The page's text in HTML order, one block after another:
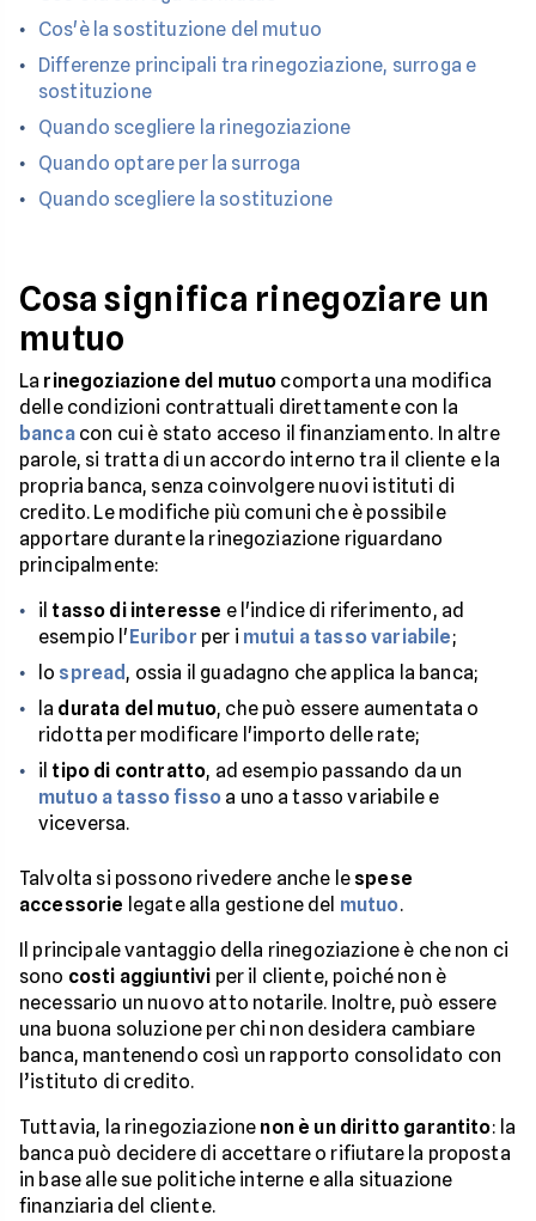
Cos'è la sostituzione del mutuo
Differenze principali tra rinegoziazione, surroga e
sostituzione
Quando scegliere la rinegoziazione
Quando optare per la surroga
Quando scegliere la sostituzione
Cosa significa rinegoziare un
mutuo
La rinegoziazione del mutuo comporta una modifica
delle condizioni contrattuali direttamente con la
bancacon cui è stato acceso il finanziamento. In altre
parole, si tratta di un accordo interno tra il cliente e la
propria banca, senza coinvolgere nuovi istituti di
credito. Le modifiche più comuni che è possibile
apportare durante la rinegoziazione riguardano
principalmente:
il tasso di interesse e l'indice di riferimento, ad
esempio l'Euribor per i mutui a tasso variabile;
lo spread , ossia il guadagno che applica la banca;
la durata del mutuo, che può essere aumentata o
ridotta per modificare l'importo delle rate;
il tipo di contratto, ad esempio passando da un
mutuo a tasso fisso a uno a tasso variabile e
viceversa.
Talvolta si possono rivedere anche le spese
accessorie legate alla gestione del mutuo.
Il principale vantaggio della rinegoziazione è che non ci
sono costi aggiuntivi per il cliente, poiché non è
necessario un nuovo atto notarile. Inoltre, può essere
una buona soluzione per chi non desidera cambiare
banca, mantenendo così un rapporto consolidato con
l’istituto di credito.
Tuttavia, la rinegoziazione non è un diritto garantito: la
banca può decidere di accettare o rifiutare la proposta
in base alle sue politiche interne e alla situazione
finanziaria del cliente.